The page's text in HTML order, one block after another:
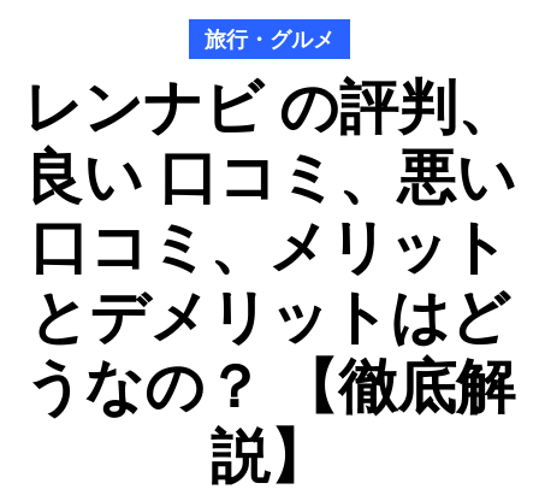
旅行・グルメ
レンナビ の評判、
良い 口コミ、悪い
口コミ、メリット
とデメリットはど
うなの？ 【徹底解
説】